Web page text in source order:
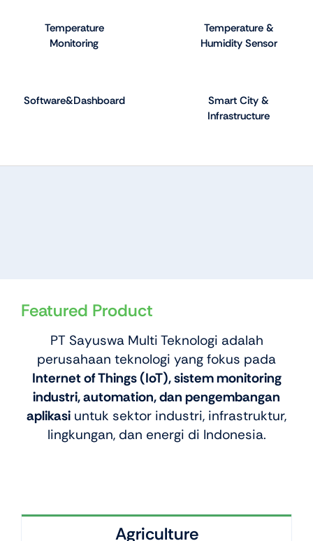
Temperature
Monitoring
Temperature &
Humidity Sensor
Software&Dashboard
Smart City &
Infrastructure
Featured Product
PT Sayuswa Multi Teknologi adalah
perusahaan teknologi yang fokus pada
Internet of Things (IoT), sistem monitoring
industri, automation, dan pengembangan
aplikasi untuk sektor industri, infrastruktur,
lingkungan, dan energi di Indonesia.
Agriculture